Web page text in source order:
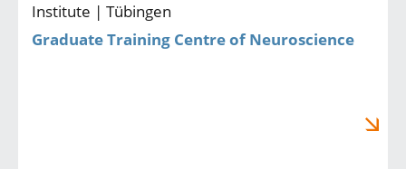
Institute | Tübingen
Graduate Training Centre of Neuroscience